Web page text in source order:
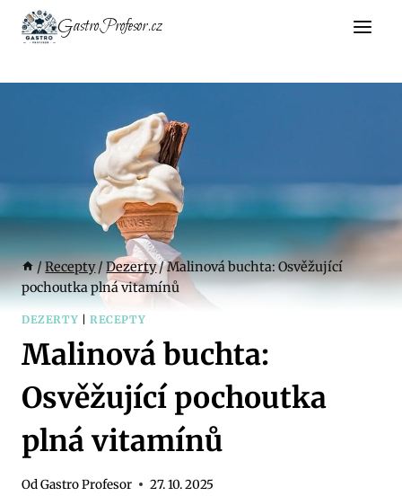
Přeskočit
GastroProfesor.cz
/Recepty/ Dezerty/Malinová buchta: Osvěžující
pochoutka plná vitamínů
DEZERTY RECEPTY
Malinová buchta:
Osvěžující pochoutka
plná vitamínů
OdGastro Profesor 27. 10. 2025